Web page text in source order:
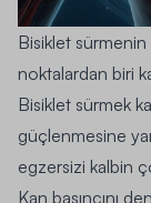
Bisiklet sürmenin
noktalardan biri
Bisiklet sürmek
güçlenmesine
egzersizi kalbin
Kan basıncını